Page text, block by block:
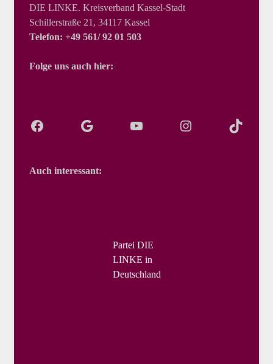
DIE LINKE. Kreisverband Kassel-Stadt
Schillerstraße 21, 34117 Kassel
Telefon: +49 561/ 92 01 503
Folge uns auch hier:
Auch interessant:
Partei DIE
LINKE in
Deutschland